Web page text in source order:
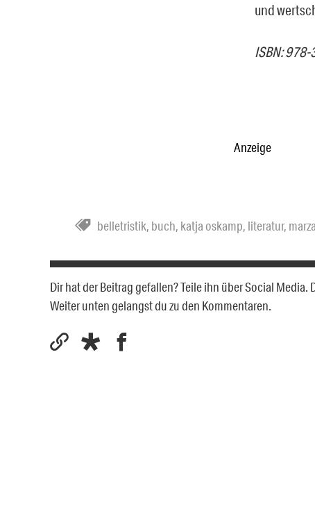
und
ISBN:
Anzeige
belletristik, buch, katja oskamp, literatur,
Dir hat der Beitrag gefallen? Teile ihn über Social Media.
Weiter unten gelangst du zu den Kommentaren.